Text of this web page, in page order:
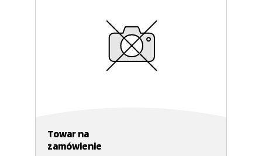
Towar na
zamówienie